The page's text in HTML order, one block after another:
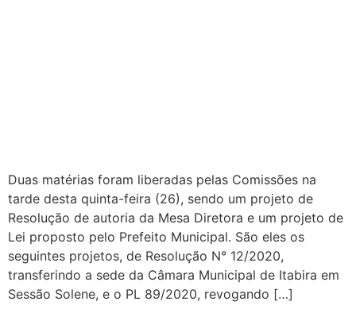
Duas matérias foram liberadas pelas Comissões na
tarde desta quinta-feira (26), sendo um projeto de
Resolução de autoria da Mesa Diretora e um projeto de
Lei proposto pelo Prefeito Municipal. São eles os
seguintes projetos, de Resolução N° 12/2020,
transferindo a sede da Câmara Municipal de Itabira em
Sessão Solene, e o PL 89/2020, revogando […]